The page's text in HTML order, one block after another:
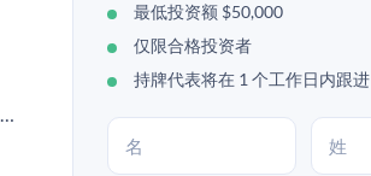
最低投资额 $50,000
仅限合格投资者
持牌代表将在 1 个工作日内跟进